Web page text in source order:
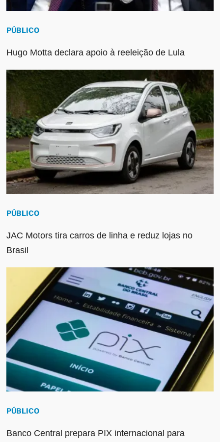
PÚBLICO
Hugo Motta declara apoio à reeleição de Lula
PÚBLICO
JAC Motors tira carros de linha e reduz lojas no
Brasil
PÚBLICO
Banco Central prepara PIX internacional para